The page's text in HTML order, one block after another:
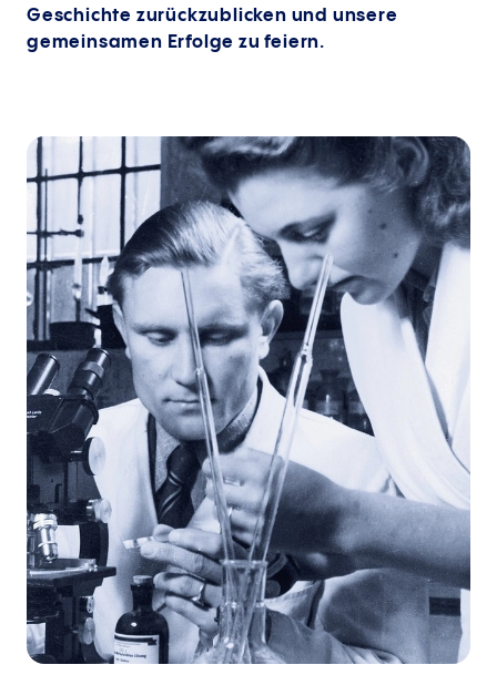
Geschichte zurückzublicken und unsere
gemeinsamen Erfolge zu feiern.